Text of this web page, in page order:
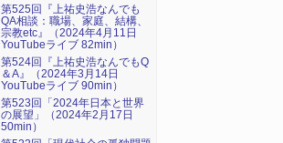
第525回『上祐史浩なんでも
QA相談：職場、家庭、結構、
宗教etc』（2024年4月11日
YouTubeライブ 82min）
第524回『上祐史浩なんでもQ
＆A』（2024年3月14日
YouTubeライブ 90min）
第523回「2024年日本と世界
の展望」（2024年2月17日
50min）